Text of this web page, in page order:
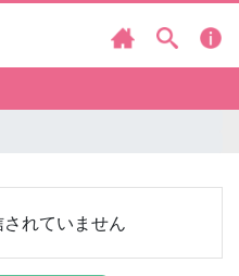
れていません